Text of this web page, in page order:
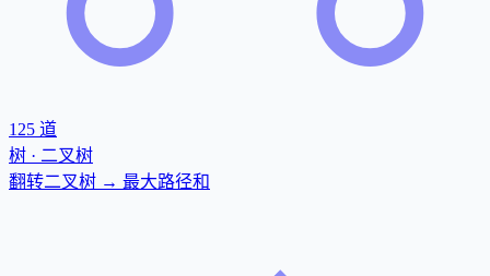
125 道
树 · 二叉树
翻转二叉树 → 最大路径和